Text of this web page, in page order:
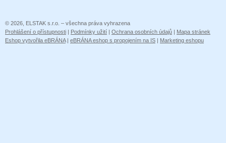
© 2026, ELSTAK s.r.o. – všechna práva vyhrazena
Prohlášení o přístupnosti | Podmínky užití | Ochrana osobních údajů | Mapa stránek
Eshop vytvořila eBRÁNA| eBRÁNA eshop s propojením na IS | Marketing eshopu